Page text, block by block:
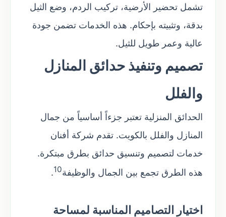
تشمل تحضير الأرضية، تركيب الردم، وضع الثيل
بدقة، وتثبيته بإحكام. هذه الخدمات تضمن جودة
عالية وعمر طويل للثيل.
تصميم وتنفيذ حدائق المنازل
والفلل
الحدائق المنزلية تعتبر جزءاً أساسياً من جمال
المنازل والفلل بالكويت. تقدم شركة أفنان
خدمات لتصميم وتنسيق حدائق بطرق مبتكرة.
هذه الطرق تجمع بين الجمال والوظيفة10
.
اختيار التصاميم المناسبة لمساحة